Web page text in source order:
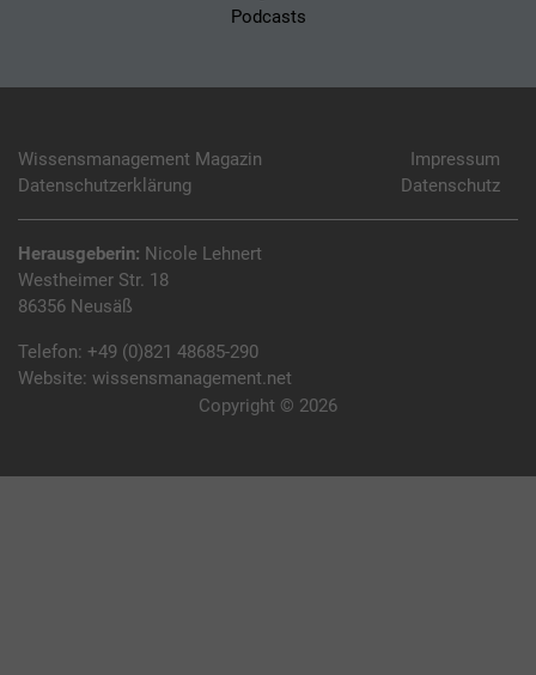
Podcasts
Wissensmanagement Magazin
Impressum
Datenschutzerklärung
Datenschutz
Herausgeberin: Nicole Lehnert
Westheimer Str. 18
86356 Neusäß
Telefon: +49 (0)821 48685-290
Website: wissensmanagement.net
Copyright © 2026